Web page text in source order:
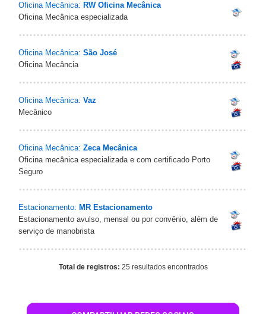
Oficina Mecânica: RW Oficina Mecânica
Oficina Mecânica especializada
Oficina Mecânica: São José
Oficina Mecância
Oficina Mecânica: Vaz
Mecânico
Oficina Mecânica: Zeca Mecânica
Oficina mecânica especializada e com certificado Porto
Seguro
Estacionamento: MR Estacionamento
Estacionamento avulso, mensal ou por convênio, além de
serviço de manobrista
Total de registros: 25 resultados encontrados